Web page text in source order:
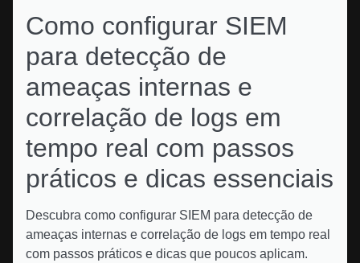
Como configurar SIEM
para detecção de
ameaças internas e
correlação de logs em
tempo real com passos
práticos e dicas essenciais
Descubra como configurar SIEM para detecção de
ameaças internas e correlação de logs em tempo real
com passos práticos e dicas que poucos aplicam.